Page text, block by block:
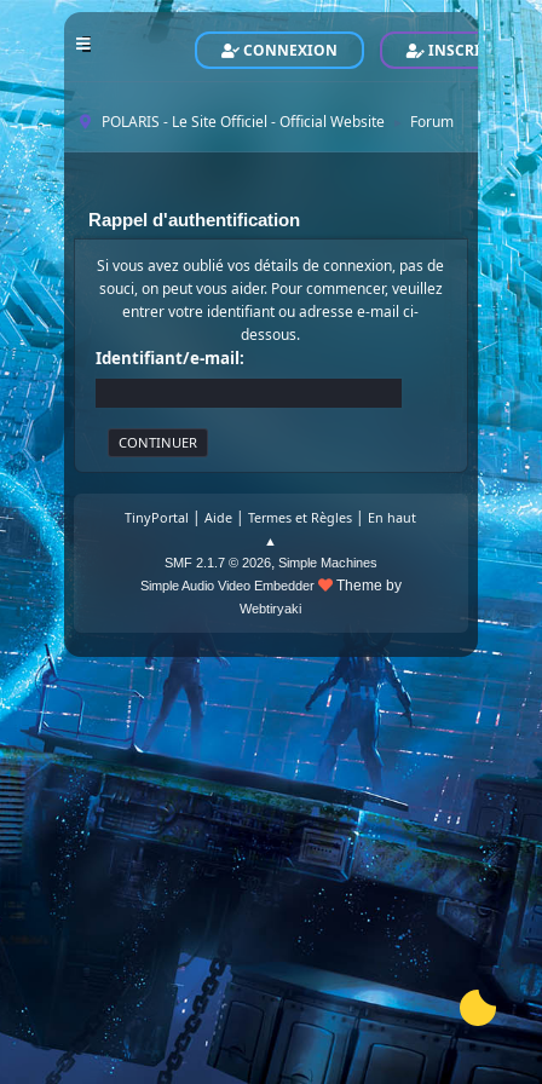
CONNEXION INSCRIVEZ-
POLARIS - Le Site Officiel - Official Website Forum
Rappel d'authentification
Si vous avez oublié vos détails de connexion, pas de
souci, on peut vous aider. Pour commencer, veuillez
entrer votre identifiant ou adresse e-mail ci-
dessous.
Identifiant/e-mail:
TinyPortal |Aide |Termes et Règles | En haut
▲
SMF 2.1.7 © 2026, Simple Machines
Simple Audio Video Embedder
Theme by
Webtiryaki